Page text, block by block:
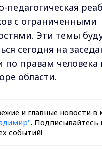
педагогическая
с ограниченными
Эти темы
сегодня на
по правам человека
области.
и главные новости в
. Подписывайтесь
событий!